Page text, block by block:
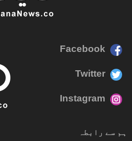
Facebook
Twitter
Instagram
ہم سے رابطہ